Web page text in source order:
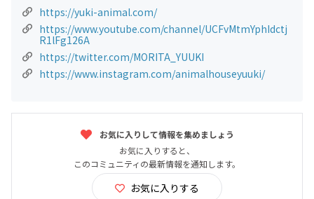
https://yuki-animal.com/
https://www.youtube.com/channel/UCFvMtmYphIdctj
R1lFg126A
https://twitter.com/MORITA_YUUKI
https://www.instagram.com/animalhouseyuuki/
お気に入りして情報を集めましょう
お気に入りすると、
このコミュニティの最新情報を通知します。
お気に入りする